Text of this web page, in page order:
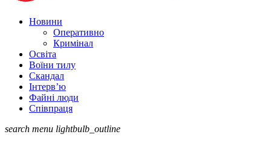
Новини
Оперативно
Кримінал
Освіта
Воїни тилу
Скандал
Інтерв’ю
Файні люди
Співпраця
search menu lightbulb_outline